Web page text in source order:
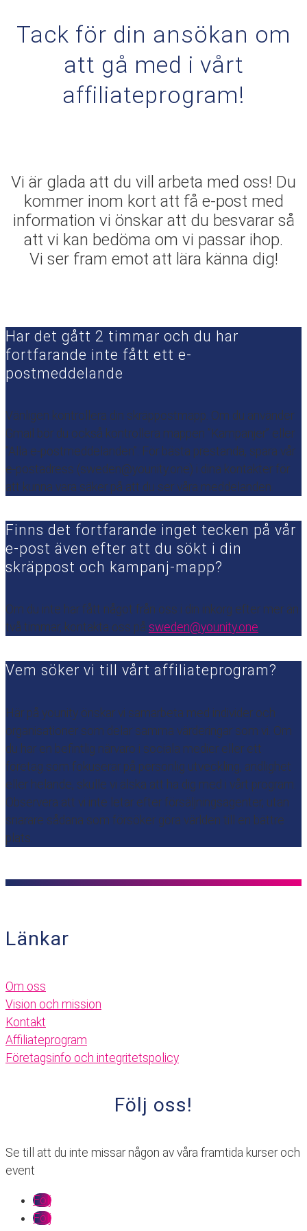
Tack för din ansökan om
att gå med i vårt
affiliateprogram!
Vi är glada att du vill arbeta med oss! Du
kommer inom kort att få e-post med
information vi önskar att du besvarar så
att vi kan bedöma om vi passar ihop.
Vi ser fram emot att lära känna dig!
Har det gått 2 timmar och du har
fortfarande inte fått ett e-
postmeddelande
Vänligen kontrollera din skräppostmapp. Om du använder
Gmail bör du också kontrollera mappen ”Kampanjer” eller
”Alla e-postmeddelanden”. För bästa prestanda, spara vår
e-postadress (sweden@younity.one) i dina kontakter för
att kunna vara säker på att du ser våra meddelanden.
Finns det fortfarande inget tecken på vår
e-post även efter att du sökt i din
skräppost och kampanj-mapp?
Om du inte har fått något från oss i din inkorg efter mer än
två timmar, kontakta oss på sweden@younity.one
Vem söker vi till vårt affiliateprogram?
Här på younity önskar vi samarbeta med individer och
organisationer som delar samma värderingar som vi. Om
du har en befintlig närvaro i sociala medier eller ett
företag som fokuserar på personlig utveckling, andlighet
eller helande, skulle vi älska att ha dig med i vårt program.
Observera att vi inte letar efter försäljningsagenter, utan
snarare sådana som försöker göra världen till en bättre
plats.
Länkar
Om oss
Vision och mission
Kontakt
Affiliateprogram
Företagsinfo och integritetspolicy
Följ oss!
Se till att du inte missar någon av våra framtida kurser och
event
Följ
Följ